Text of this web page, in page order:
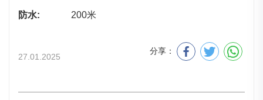
防水: 200米
27.01.2025
分享：